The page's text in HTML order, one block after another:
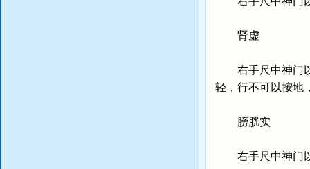
肾虚
右手尺中神门以
轻，行不可以按地
膀胱实
右手尺中神门以